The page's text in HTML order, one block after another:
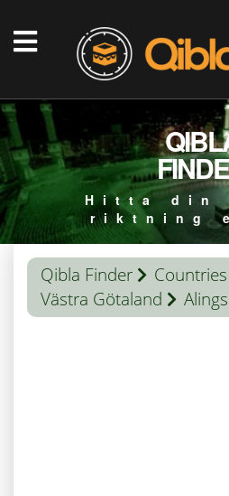
Hitta din
riktning
Qibla Finder Countries
Västra Götaland